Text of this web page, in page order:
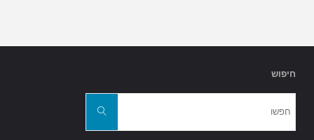
חיפוש
חפשו